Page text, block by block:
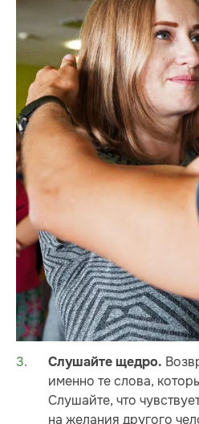
Слушайте щедро.
именно те слова,
Слушайте, что
на желания другого